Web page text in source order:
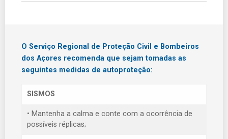
O Serviço Regional de Proteção Civil e Bombeiros
dos Açores recomenda que sejam tomadas as
seguintes medidas de autoproteção:
SISMOS
• Mantenha a calma e conte com a ocorrência de
possíveis réplicas;